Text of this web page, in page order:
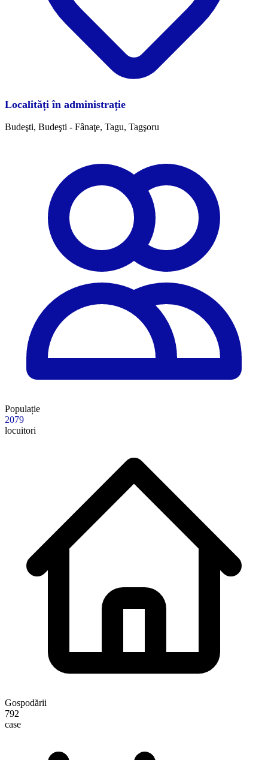
Localități în administrație
Budeşti, Budeşti - Fânaţe, Tagu, Tagşoru
Populație
2079
locuitori
Gospodării
792
case